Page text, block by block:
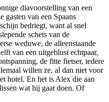
diavoorstelling van een
gasten van een Spaans
bedriegt, want al snel
schets van de
weduwe, de alleenstaande
van een uitgeblust echtpaar,
de fitte fietser, iedere
willen ze, al dan niet voor
hotel. En het is Alex die aan
wat hij gaat doen. Of